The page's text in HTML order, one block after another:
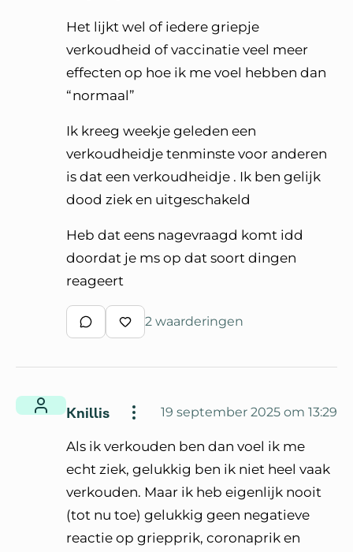
Het lijkt wel of iedere griepje
verkoudheid of vaccinatie veel meer
effecten op hoe ik me voel hebben dan
“normaal”
Ik kreeg weekje geleden een
verkoudheidje tenminste voor anderen
is dat een verkoudheidje . Ik ben gelijk
dood ziek en uitgeschakeld
Heb dat eens nagevraagd komt idd
doordat je ms op dat soort dingen
reageert
Schrijf een reactie
Waardeer reactie
2 waarderingen
Knillis 19 september 2025 om 13:29
Als ik verkouden ben dan voel ik me
echt ziek, gelukkig ben ik niet heel vaak
verkouden. Maar ik heb eigenlijk nooit
(tot nu toe) gelukkig geen negatieve
reactie op griepprik, coronaprik en